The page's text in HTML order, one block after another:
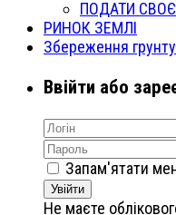
ПОДАТИ
РИНОК ЗЕМЛІ
Збереження грунту
Ввійти або
Запам'ятати
Увійти
Не маєте